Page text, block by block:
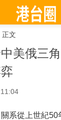
正文
美俄三
系從上世紀50